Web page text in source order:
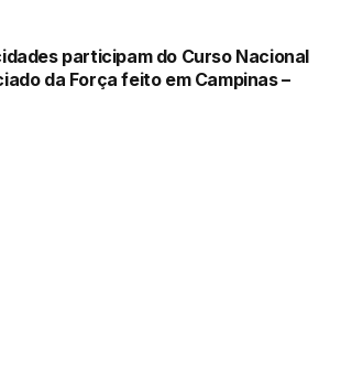
participam do Curso Nacional
da Força feito em Campinas –